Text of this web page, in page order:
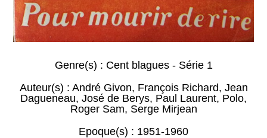
Genre(s) : Cent blagues - Série 1
Auteur(s) : André Givon, François Richard, Jean
Dagueneau, José de Berys, Paul Laurent, Polo,
Roger Sam, Serge Mirjean
Epoque(s) : 1951-1960